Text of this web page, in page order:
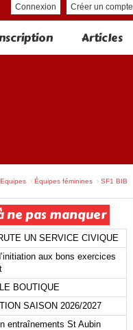
Connexion Créer un compte
Articles
Equipes Équipes féminines SF1 BIB
ne pas manquer
UN SERVICE CIVIQUE
aux bons exercices
BOUTIQUE
SAISON 2026/2027
entraînements St Aubin